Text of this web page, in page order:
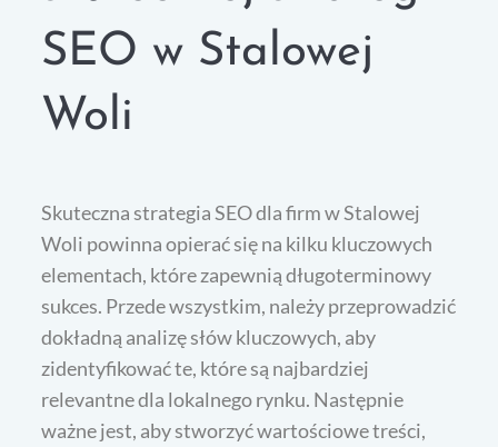
SEO w Stalowej
Woli
Skuteczna strategia SEO dla firm w Stalowej
Woli powinna opierać się na kilku kluczowych
elementach, które zapewnią długoterminowy
sukces. Przede wszystkim, należy przeprowadzić
dokładną analizę słów kluczowych, aby
zidentyfikować te, które są najbardziej
relevantne dla lokalnego rynku. Następnie
ważne jest, aby stworzyć wartościowe treści,